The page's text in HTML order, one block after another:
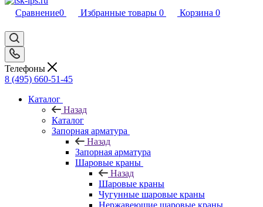
Сравнение0 Избранные товары 0 Корзина 0
Телефоны
8 (495) 660-51-45
Каталог
Назад
Каталог
Запорная арматура
Назад
Запорная арматура
Шаровые краны
Назад
Шаровые краны
Чугунные шаровые краны
Нержавеющие шаровые краны